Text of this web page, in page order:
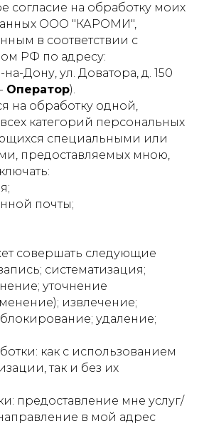
согласие на обработку моих
ООО "КАРОМИ",
в соответствии с
РФ по адресу:
на-Дону, ул. Доватора, д. 150
Оператор).
на обработку одной,
категорий персональных
специальными или
предоставляемых мною,
почты;
совершать следующие
систематизация;
уточнение
извлечение;
удаление;
как с использованием
так и без их
предоставление мне услуг/
в мой адрес